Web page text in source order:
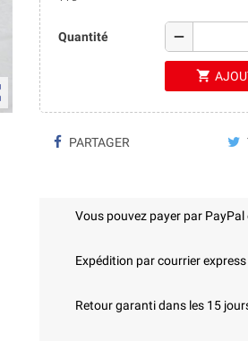
Quantité remove
shopping_cart
PARTAGER
Vous pouvez payer par
Expédition par courrier
Retour garanti dans les 15